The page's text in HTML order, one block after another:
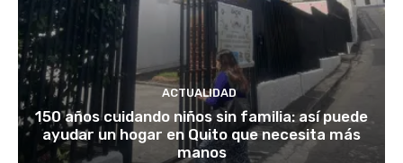
ACTUALIDAD
150 años cuidando niños sin familia: así puede
ayudar un hogar en Quito que necesita más
manos